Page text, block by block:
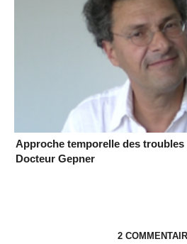
Approche temporelle des
Docteur Gepner
2